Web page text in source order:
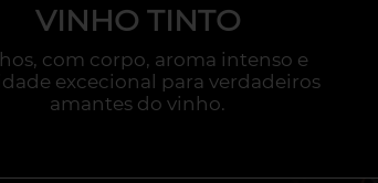
VINHO TINTO
com corpo, aroma intenso e
excecional para verdadeiros
amantes do vinho.